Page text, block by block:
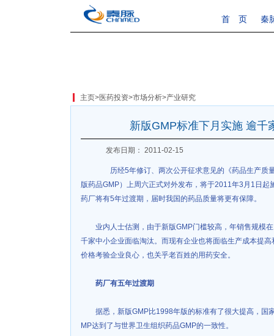
首 页 秦
主页>医药投资>市场分析>产业研究
新版GMP标准下月实施 逾千
发布日期： 2011-02-15
历经5年修订、两次公开征求意见的《药品生产质
版药品GMP）上周六正式对外发布，将于2011年3月1日
药厂将有5年过渡期，届时我国的药品质量将更有保障。
业内人士估测，由于新版GMP门槛较高，年销售规模
千家中小企业面临淘汰。而现有企业也将面临生产成本提
价格考验企业良心，也关乎老百姓的用药安全。
药厂有五年过渡期
据悉，新版GMP比1998年版的标准有了很大提高，国
MP达到了与世界卫生组织药品GMP的一致性。